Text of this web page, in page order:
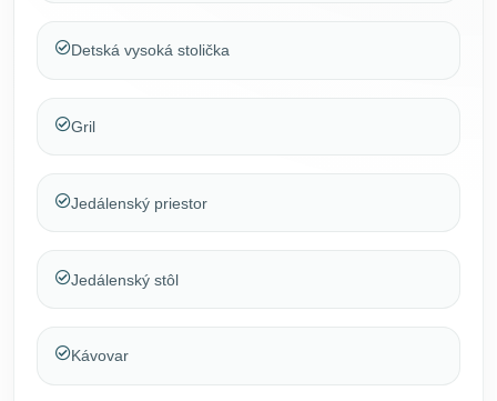
Detská vysoká stolička
Gril
Jedálenský priestor
Jedálenský stôl
Kávovar